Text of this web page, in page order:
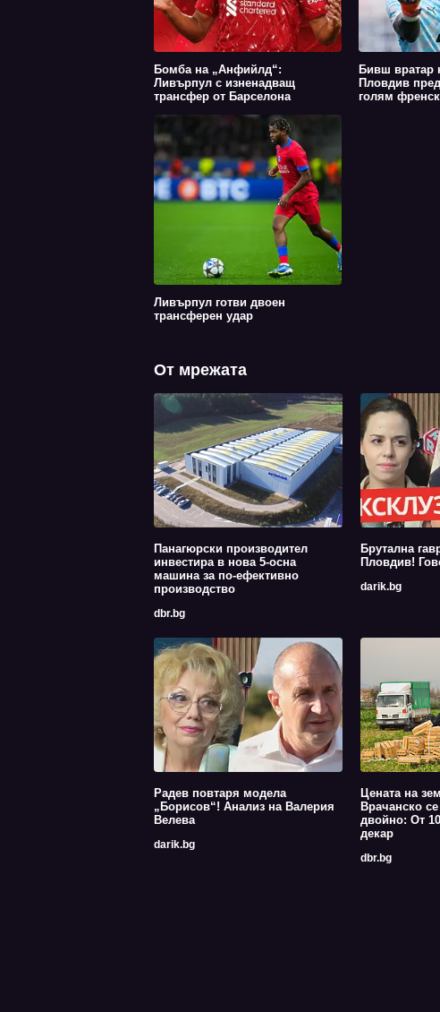
Бомба на „Анфийлд“:
Ливърпул с изненадващ
трансфер от Барселона
Бивш вратар
Пловдив
голям
Ливърпул готви двоен
трансферен удар
От мрежата
Панагюрски производител
инвестира в нова 5-осна
машина за по-ефективно
производство
dbr.bg
Брутална
Пловдив!
darik.bg
Радев повтаря модела
„Борисов“! Анализ на Валерия
Велева
darik.bg
Цената на
Врачанско
двойно: От
декар
dbr.bg